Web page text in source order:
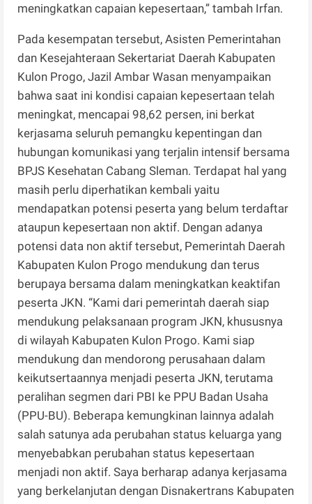
meningkatkan capaian kepesertaan,” tambah Irfan.
Pada kesempatan tersebut, Asisten Pemerintahan
dan Kesejahteraan Sekertariat Daerah Kabupaten
Kulon Progo, Jazil Ambar Wasan menyampaikan
bahwa saat ini kondisi capaian kepesertaan telah
meningkat, mencapai 98,62 persen, ini berkat
kerjasama seluruh pemangku kepentingan dan
hubungan komunikasi yang terjalin intensif bersama
BPJS Kesehatan Cabang Sleman. Terdapat hal yang
masih perlu diperhatikan kembali yaitu
mendapatkan potensi peserta yang belum terdaftar
ataupun kepesertaan non aktif. Dengan adanya
potensi data non aktif tersebut, Pemerintah Daerah
Kabupaten Kulon Progo mendukung dan terus
berupaya bersama dalam meningkatkan keaktifan
peserta JKN. “Kami dari pemerintah daerah siap
mendukung pelaksanaan program JKN, khususnya
di wilayah Kabupaten Kulon Progo. Kami siap
mendukung dan mendorong perusahaan dalam
keikutsertaannya menjadi peserta JKN, terutama
peralihan segmen dari PBI ke PPU Badan Usaha
(PPU-BU). Beberapa kemungkinan lainnya adalah
salah satunya ada perubahan status keluarga yang
menyebabkan perubahan status kepesertaan
menjadi non aktif. Saya berharap adanya kerjasama
yang berkelanjutan dengan Disnakertrans Kabupaten